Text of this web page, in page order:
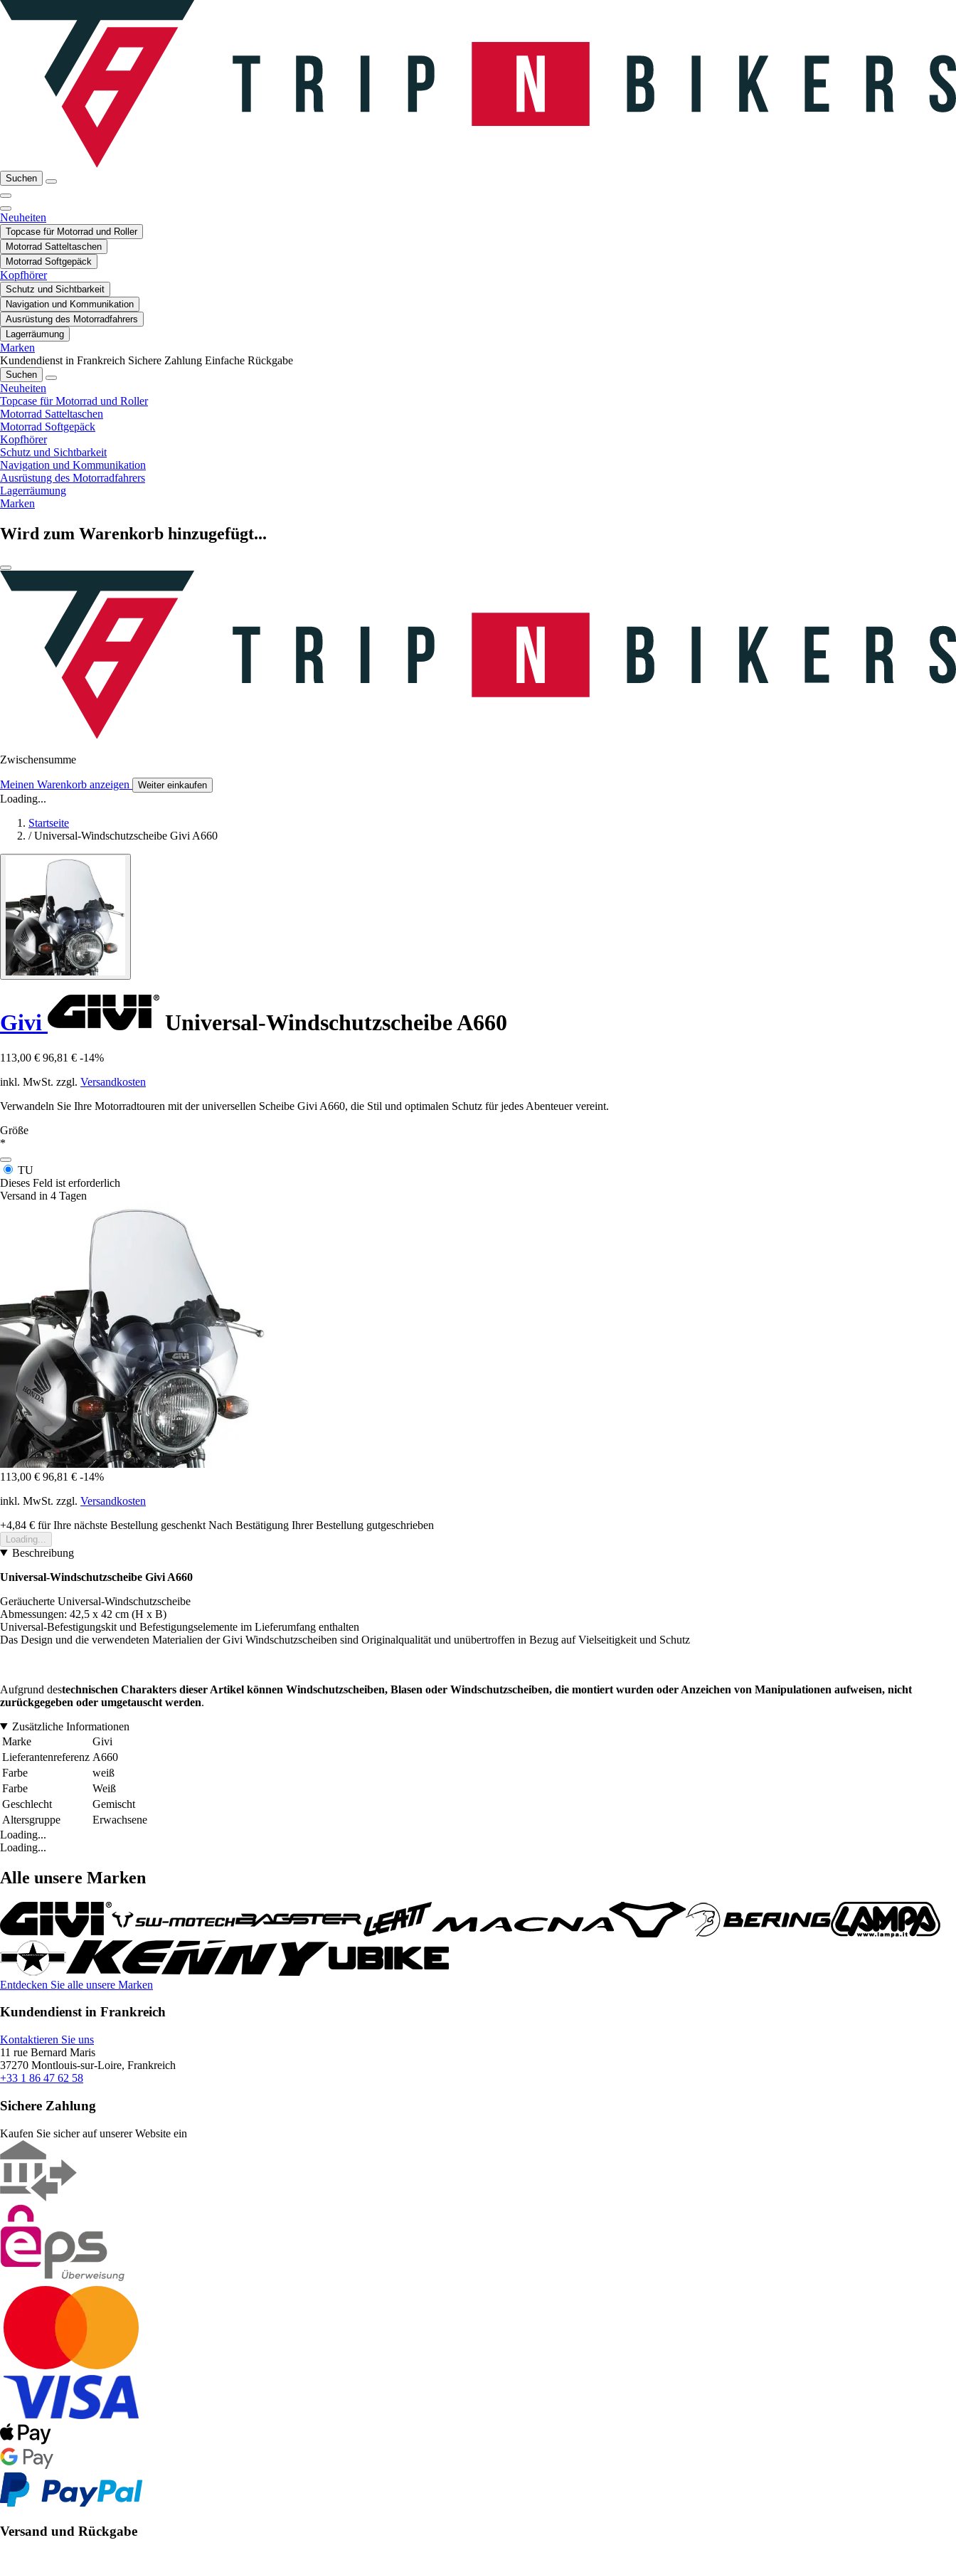
Suchen
Neuheiten
Topcase für Motorrad und Roller
Motorrad Satteltaschen
Motorrad Softgepäck
Kopfhörer
Schutz und Sichtbarkeit
Navigation und Kommunikation
Ausrüstung des Motorradfahrers
Lagerräumung
Marken
Kundendienst in Frankreich Sichere Zahlung Einfache Rückgabe
Suchen
Neuheiten
Topcase für Motorrad und Roller
Motorrad Satteltaschen
Motorrad Softgepäck
Kopfhörer
Schutz und Sichtbarkeit
Navigation und Kommunikation
Ausrüstung des Motorradfahrers
Lagerräumung
Marken
Wird zum Warenkorb hinzugefügt...
Zwischensumme
Meinen Warenkorb anzeigen Weiter einkaufen
Loading...
Startseite
/ Universal-Windschutzscheibe Givi A660
Givi Universal-Windschutzscheibe A660
113,00 € 96,81 € -14%
inkl. MwSt. zzgl. Versandkosten
Verwandeln Sie Ihre Motorradtouren mit der universellen Scheibe Givi A660, die Stil und optimalen Schutz für jedes Abenteuer vereint.
Größe
*
TU
Dieses Feld ist erforderlich
Versand in 4 Tagen
113,00 € 96,81 € -14%
inkl. MwSt. zzgl. Versandkosten
+4,84 € für Ihre nächste Bestellung geschenkt Nach Bestätigung Ihrer Bestellung gutgeschrieben
Loading...
Beschreibung
Universal-Windschutzscheibe Givi A660
Geräucherte Universal-Windschutzscheibe
Abmessungen: 42,5 x 42 cm (H x B)
Universal-Befestigungskit und Befestigungselemente im Lieferumfang enthalten
Das Design und die verwendeten Materialien der Givi Windschutzscheiben sind Originalqualität und unübertroffen in Bezug auf Vielseitigkeit und Schutz
Aufgrund destechnischen Charakters dieser Artikel können Windschutzscheiben, Blasen oder Windschutzscheiben, die montiert wurden oder Anzeichen von Manipulationen aufweisen, nicht
zurückgegeben oder umgetauscht werden.
Zusätzliche Informationen
Marke
Givi
Lieferantenreferenz A660
Farbe
weiß
Farbe
Weiß
Geschlecht
Gemischt
Altersgruppe
Erwachsene
Loading...
Loading...
Alle unsere Marken
Entdecken Sie alle unsere Marken
Kundendienst in Frankreich
Kontaktieren Sie uns
11 rue Bernard Maris
37270 Montlouis-sur-Loire, Frankreich
+33 1 86 47 62 58
Sichere Zahlung
Kaufen Sie sicher auf unserer Website ein
Versand und Rückgabe